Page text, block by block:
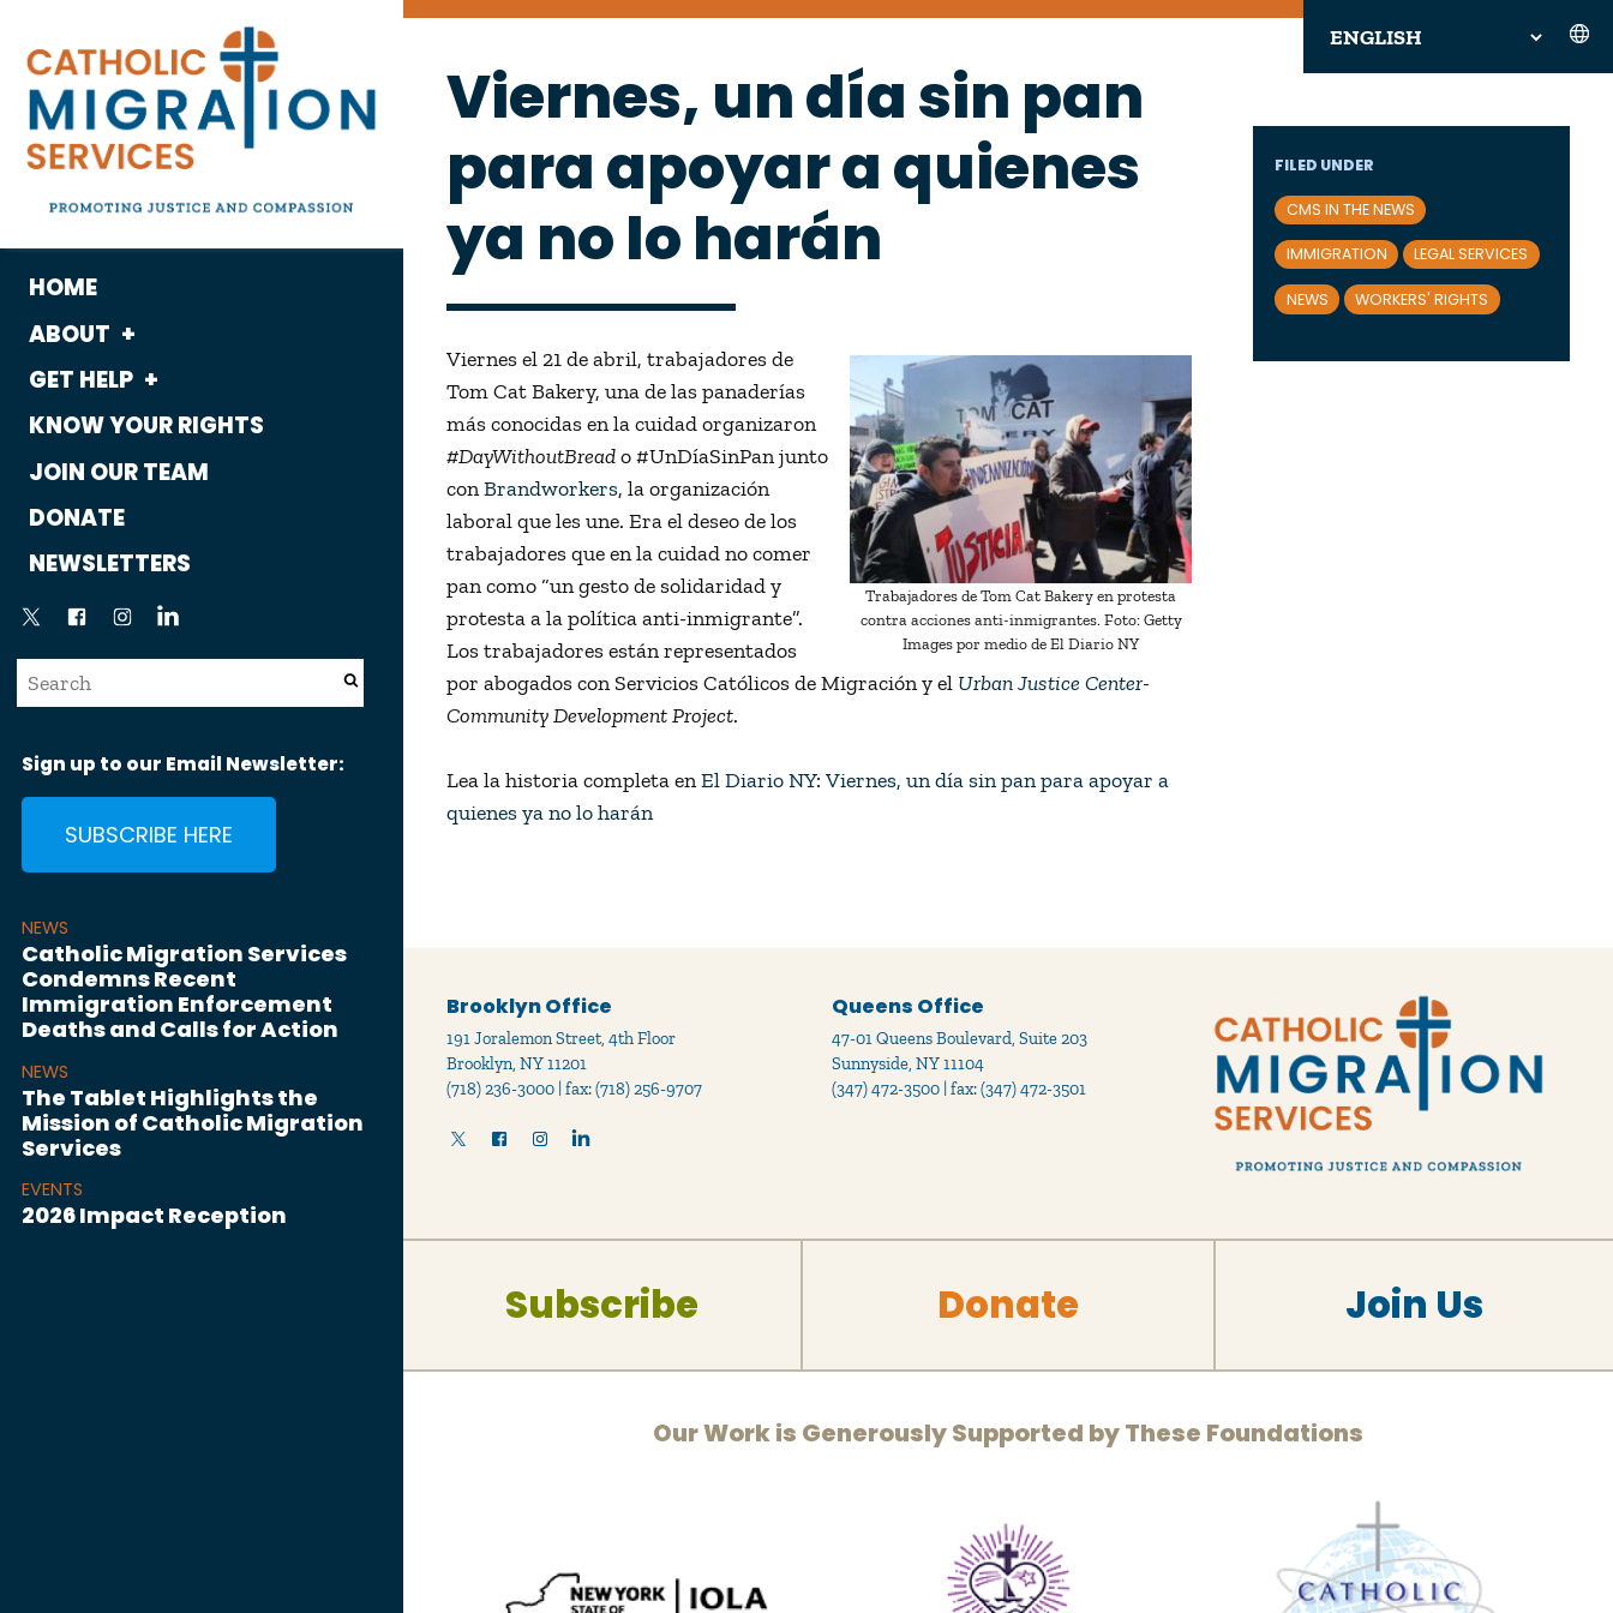
HOME
ABOUT
What We Do
Who We Are
GET HELP
Housing
Immigration
KNOW YOUR RIGHTS
JOIN OUR TEAM
DONATE
NEWSLETTERS
Sign up to our Email Newsletter:
SUBSCRIBE HERE
NEWS
Catholic Migration Services
Condemns Recent
Immigration Enforcement
Deaths and Calls for Action
NEWS
The Tablet Highlights the
Mission of Catholic Migration
Services
EVENTS
2026 Impact Reception
Viernes, un día sin pan
para apoyar a quienes
ya no lo harán
Trabajadores de Tom Cat Bakery en protesta
contra acciones anti-inmigrantes. Foto: Getty
Images por medio de El Diario NY
Viernes el 21 de abril, trabajadores de
Tom Cat Bakery, una de las panaderías
más conocidas en la cuidad organizaron
#DayWithoutBreado #UnDíaSinPan junto
conBrandworkers, la organización
laboral que les une. Era el deseo de los
trabajadores que en la cuidad no comer
pan como “un gesto de solidaridad y
protesta a la política anti-inmigrante”.
Los trabajadores están representados
por abogados con Servicios Católicos de Migración y el Urban Justice Center-
Community Development Project.
Lea la historia completa enEl Diario NY: Viernes, un día sin pan para apoyar a
quienes ya no lo harán
FILED UNDER
CMS IN THE NEWS
IMMIGRATION LEGAL SERVICES
NEWS WORKERS' RIGHTS
Brooklyn Office
191 Joralemon Street, 4th Floor
Brooklyn, NY 11201
(718) 236-3000 | fax: (718) 256-9707
Queens Office
47-01 Queens Boulevard, Suite 203
Sunnyside, NY 11104
(347) 472-3500 | fax: (347) 472-3501
Subscribe Donate Join Us
Our Work is Generously Supported by These Foundations